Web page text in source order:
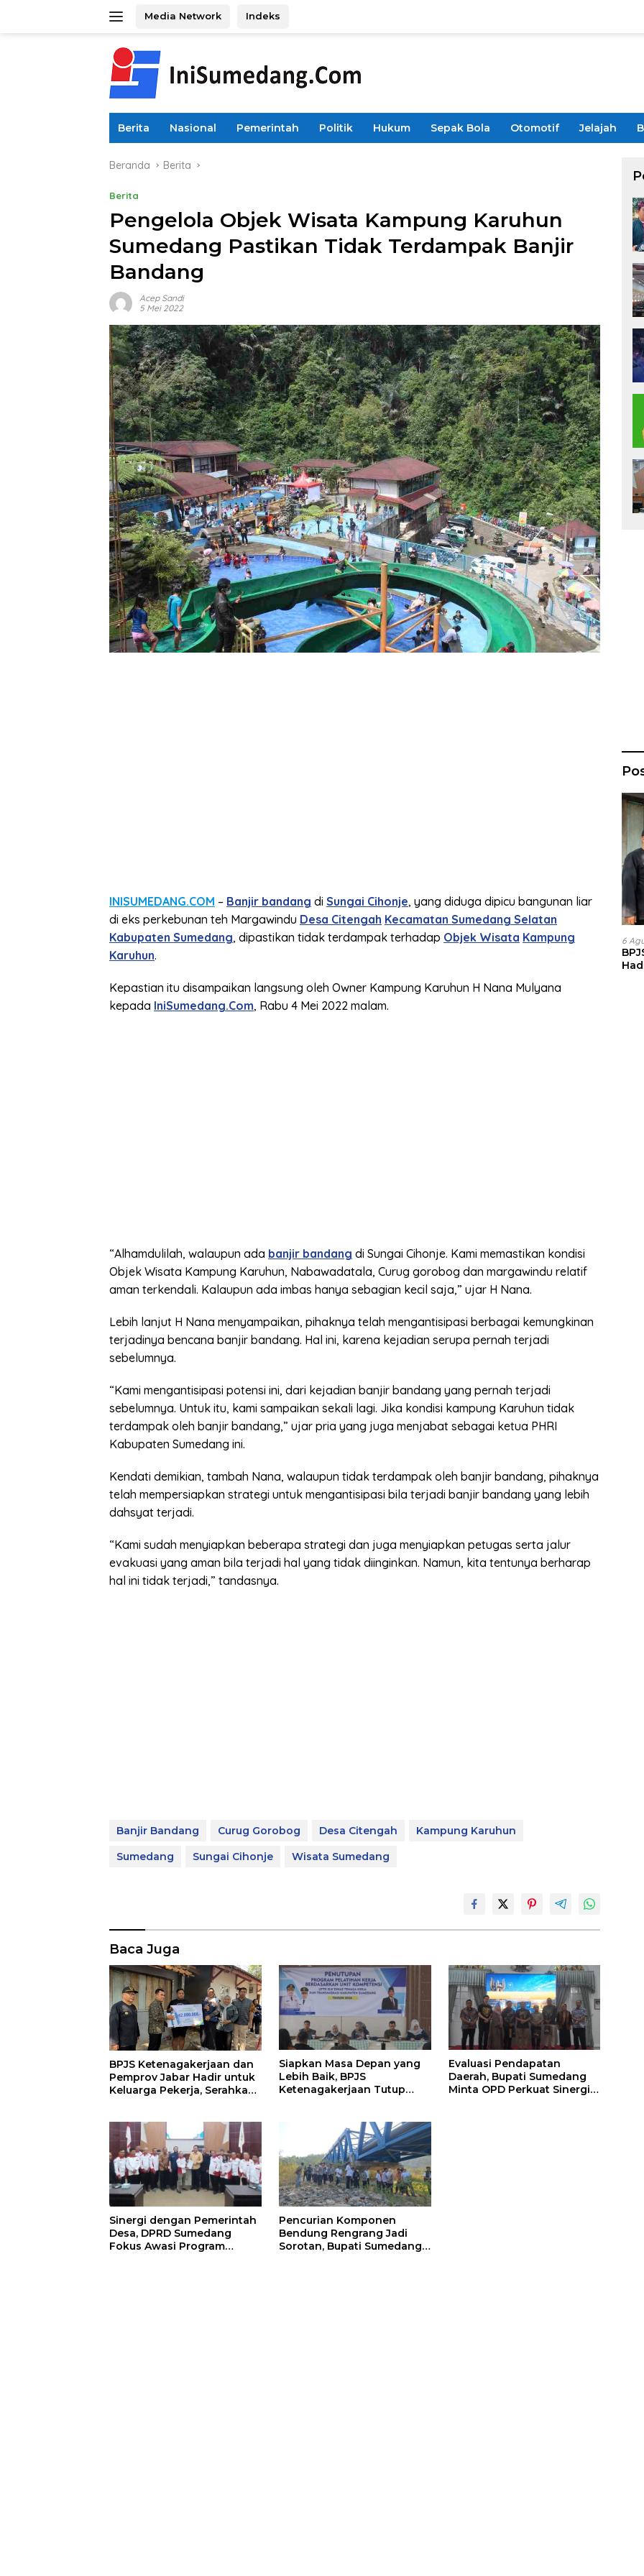
Media Network Indeks
Berita Nasional Pemerintah Politik Hukum Sepak Bola Otomotif Jelajah
Beranda Berita
Berita
Pengelola Objek Wisata Kampung Karuhun
Sumedang Pastikan Tidak Terdampak Banjir
Bandang
Acep Sandi
5 Mei 2022
INISUMEDANG.COM – Banjir bandang di Sungai Cihonje, yang diduga dipicu bangunan liar
di eks perkebunan teh Margawindu Desa Citengah Kecamatan Sumedang Selatan
Kabupaten Sumedang, dipastikan tidak terdampak terhadap Objek Wisata Kampung
Karuhun.
Kepastian itu disampaikan langsung oleh Owner Kampung Karuhun H Nana Mulyana
kepada IniSumedang.Com, Rabu 4 Mei 2022 malam.
“Alhamdulilah, walaupun ada banjir bandang di Sungai Cihonje. Kami memastikan kondisi
Objek Wisata Kampung Karuhun, Nabawadatala, Curug gorobog dan margawindu relatif
aman terkendali. Kalaupun ada imbas hanya sebagian kecil saja,” ujar H Nana.
Lebih lanjut H Nana menyampaikan, pihaknya telah mengantisipasi berbagai kemungkinan
terjadinya bencana banjir bandang. Hal ini, karena kejadian serupa pernah terjadi
sebelumnya.
“Kami mengantisipasi potensi ini, dari kejadian banjir bandang yang pernah terjadi
sebelumnya. Untuk itu, kami sampaikan sekali lagi. Jika kondisi kampung Karuhun tidak
terdampak oleh banjir bandang,” ujar pria yang juga menjabat sebagai ketua PHRI
Kabupaten Sumedang ini.
Kendati demikian, tambah Nana, walaupun tidak terdampak oleh banjir bandang, pihaknya
telah mempersiapkan strategi untuk mengantisipasi bila terjadi banjir bandang yang lebih
dahsyat terjadi.
“Kami sudah menyiapkan beberapa strategi dan juga menyiapkan petugas serta jalur
evakuasi yang aman bila terjadi hal yang tidak diinginkan. Namun, kita tentunya berharap
hal ini tidak terjadi,” tandasnya.
Banjir Bandang Curug Gorobog Desa Citengah
Kampung Karuhun
Sumedang
Sungai Cihonje Wisata Sumedang
Baca Juga
BPJS Ketenagakerjaan dan
Pemprov Jabar Hadir untuk
Keluarga Pekerja, Serahkan
Siapkan Masa Depan yang
Lebih Baik, BPJS
Ketenagakerjaan Tutup
Evaluasi Pendapatan
Daerah, Bupati Sumedang
Minta OPD Perkuat Sinergi
Sinergi dengan Pemerintah
Desa, DPRD Sumedang
Fokus Awasi Program
Pencurian Komponen
Bendung Rengrang Jadi
Sorotan, Bupati Sumedang
6